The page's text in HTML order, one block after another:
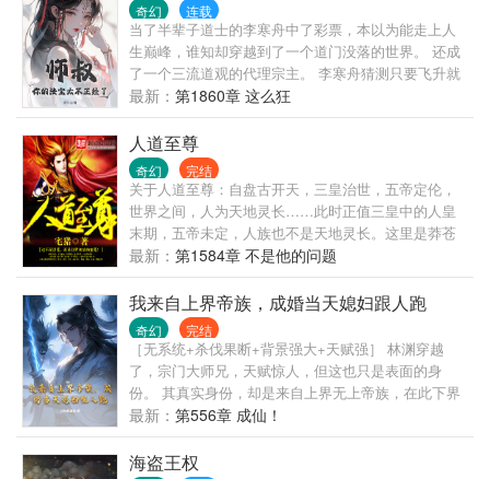
奇幻 连载
当了半辈子道士的李寒舟中了彩票，本以为能走上人
生巅峰，谁知却穿越到了一个道门没落的世界。 还成
了一个三流道观的代理宗主。 李寒舟猜测只要飞升就
能回到地球，奈何自身资质太差，只能寄希望于弟子
身上。 李寒舟：江湖险恶，我给你们炼制点法宝丹
药，帮助你们修炼。 大弟子：师叔，摄魂铃本应动人
心神，怎么你的摄魂铃让魔门集体小便失禁？ 二弟
子：师叔，七宝葫芦只收人兵器，怎么你的七宝葫芦
专收人衣服？太玄圣地的圣女被人看光了。 三弟子：
师叔，你炼制的神力丹号称吃了以一敌四，真精准
啊，真只能打四个，少一个人都打不过！ 李寒舟：真
奇怪，我是按照说明书炼制的呀！ 众弟子：师叔，别
炼了，我们带你飞升吧，人间没脸待了。
最新： 第1860章 这么狂
人道至尊
奇幻 完结
关于人道至尊：自盘古开天，三皇治世，五帝定伦，
世界之间，人为天地灵长……此时正值三皇中的人皇
末期，五帝未定，人族也不是天地灵长。这里是莽苍
荒蛮的时代，妖神、邪神、天神，诸神林立，妖魔、
邪魔、天魔，群魔乱舞；万族并存，野蛮生长，统治
天下，而人皇已老，人族弱小，被当成祭牲和食
粮……这不是洪荒，而是狂野奔放的蛮荒！回归中国
古典神话，书写人族逆袭的蛮荒传奇，敬请阅读《人
道至尊》！
最新： 第1584章 不是他的问题
我来自上界帝族，成婚当天媳妇跟人跑
奇幻 完结
［无系统+杀伐果断+背景强大+天赋强］ 林渊穿越
了，宗门大师兄，天赋惊人，但这也只是表面的身
份。 其真实身份，却是来自上界无上帝族，在此下界
历练。 就在成婚当日，女主却只是将林渊当做舔狗，
目的是为了逼迫自己真正心爱的男子现身……
最新： 第556章 成仙！
海盗王权